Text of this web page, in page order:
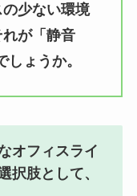
少ない環境
が「静音
ょうか。
オフィスライ
択肢として、